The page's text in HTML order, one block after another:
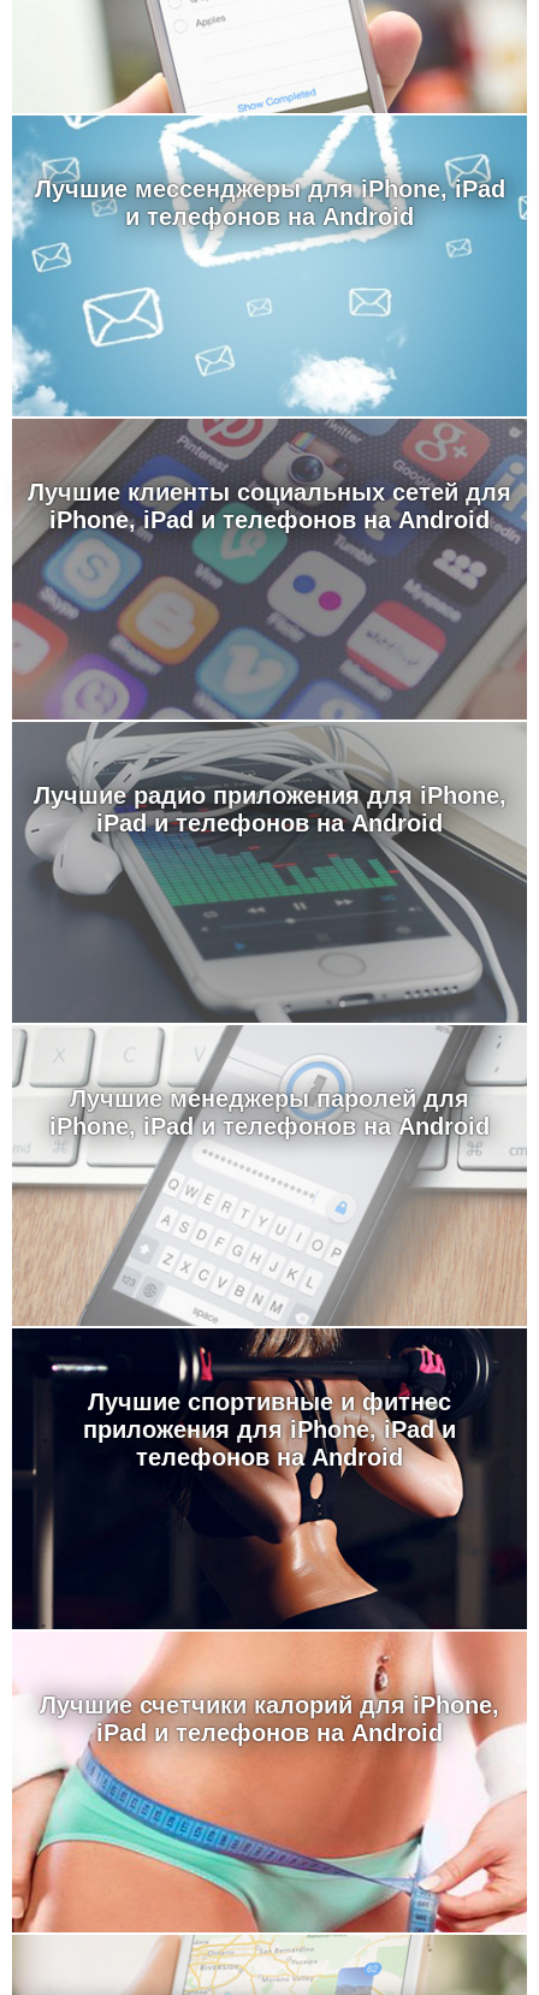
Лучшие мессенджеры для iPhone, iPad
и телефонов на Android
Лучшие клиенты социальных сетей для
iPhone, iPad и телефонов на Android
Лучшие радио приложения для iPhone,
iPad и телефонов на Android
Лучшие менеджеры паролей для
iPhone, iPad и телефонов на Android
Лучшие спортивные и фитнес
приложения для iPhone, iPad и
телефонов на Android
Лучшие счетчики калорий для iPhone,
iPad и телефонов на Android